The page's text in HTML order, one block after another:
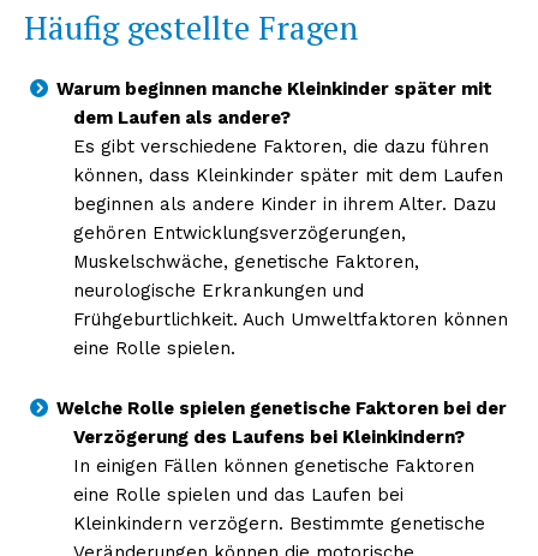
Häufig gestellte Fragen
Warum beginnen manche Kleinkinder später mit
dem Laufen als andere?
Es gibt verschiedene Faktoren, die dazu führen
können, dass Kleinkinder später mit dem Laufen
beginnen als andere Kinder in ihrem Alter. Dazu
gehören Entwicklungsverzögerungen,
Muskelschwäche, genetische Faktoren,
neurologische Erkrankungen und
Frühgeburtlichkeit. Auch Umweltfaktoren können
eine Rolle spielen.
Welche Rolle spielen genetische Faktoren bei der
Verzögerung des Laufens bei Kleinkindern?
In einigen Fällen können genetische Faktoren
eine Rolle spielen und das Laufen bei
Kleinkindern verzögern. Bestimmte genetische